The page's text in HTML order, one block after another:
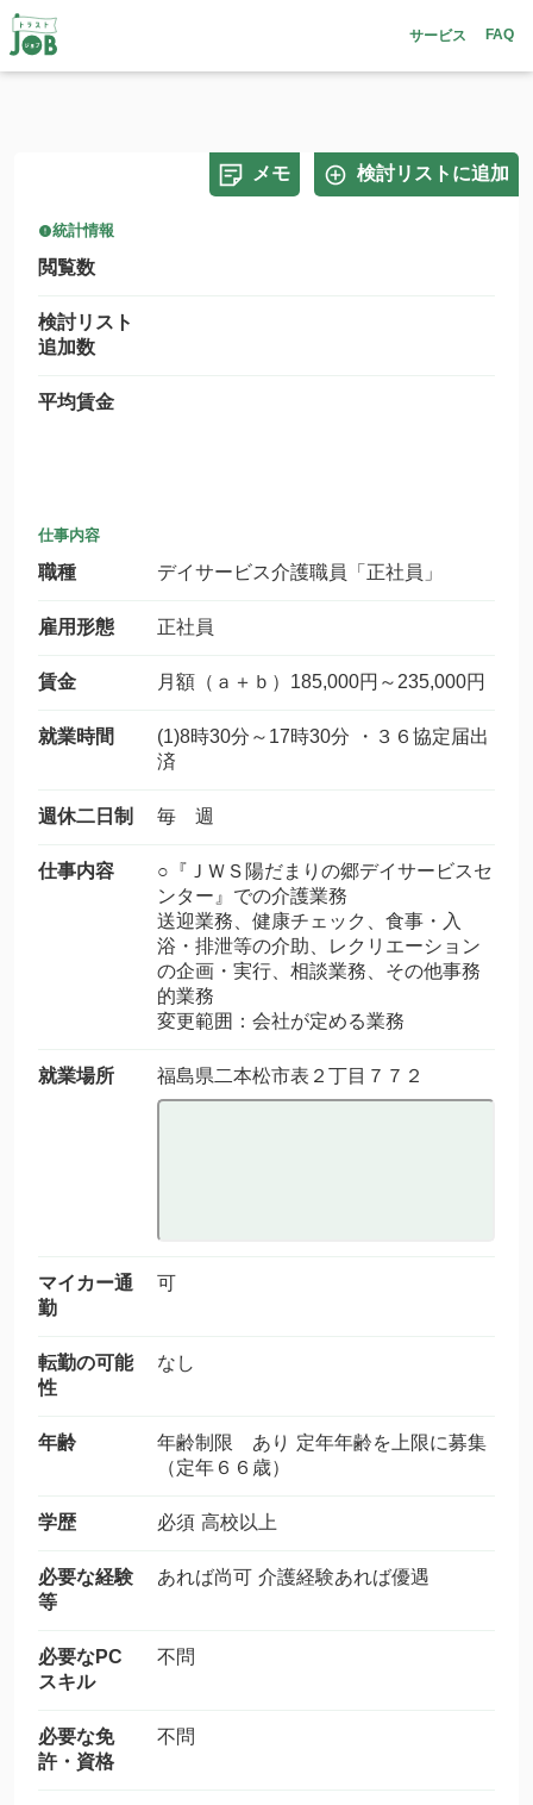
サービス FAQ
メモ 検討リストに追加
統計情報
閲覧数
検討リスト
追加数
平均賃金
仕事内容
職種 デイサービス介護職員「正社員」
雇用形態 正社員
賃金 月額（ａ＋ｂ）185,000円～235,000円
就業時間
(1)8時30分～17時30分 ・３６協定届出
済
週休二日制 毎 週
仕事内容
○『ＪＷＳ陽だまりの郷デイサービスセ
ンター』での介護業務
送迎業務、健康チェック、食事・入
浴・排泄等の介助、レクリエーション
の企画・実行、相談業務、その他事務
的業務
変更範囲：会社が定める業務
就業場所 福島県二本松市表２丁目７７２
マイカー通
勤
可
転勤の可能
性
なし
年齢
年齢制限 あり 定年年齢を上限に募集
（定年６６歳）
学歴 必須 高校以上
必要な経験
等
あれば尚可 介護経験あれば優遇
必要なPC
スキル
不問
必要な免
許・資格
不問